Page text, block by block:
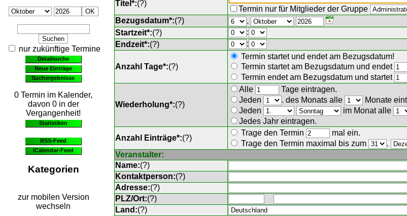
nur zukünftige Termine
Detailsuche
Neue Einträge
Suchergebnisse
0 Termin im Kalender,
davon 0 in der
Vergangenheit!
Statistiken
RSS-Feed
iCalendar-Feed
Kategorien
zur mobilen Version
wechseln
Titel*:(?)
Termin nur für Mitglieder der Gruppe
Bezugsdatum*:(?)
.
Startzeit*:(?) :
Endzeit*:(?) :
Anzahl Tage*:(?)
Termin startet und endet am Bezugsdatum!
Termin startet am Bezugsdatum und endet
Termin endet am Bezugsdatum und startet
Wiederholung*:(?)
Alle
Tage eintragen.
Jeden
. des Monats alle
Monate
Jeden
im Monat alle
Jedes Jahr eintragen.
Anzahl Einträge*:(?)
Trage den Termin
mal ein.
Trage den Termin maximal bis zum
.
Veranstalter:
Name:(?)
Kontaktperson:(?)
Adresse:(?)
PLZ/Ort:(?)
Land:(?)